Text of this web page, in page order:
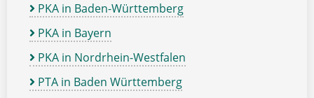
PKA in Baden-Württemberg
PKA in Bayern
PKA in Nordrhein-Westfalen
PTA in Baden Württemberg